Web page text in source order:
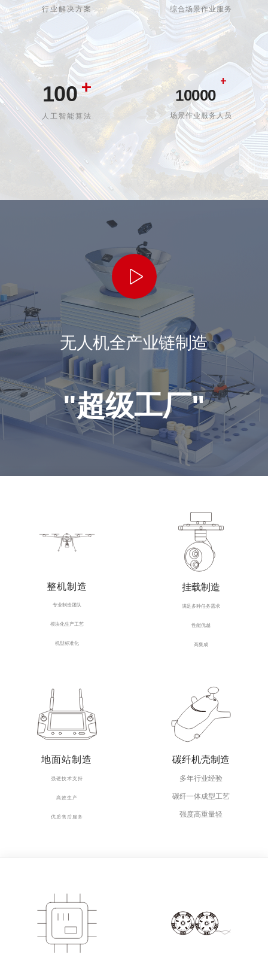
3
4
5
6
7
8
1
2
3
4
6
7
行业解决方案
2
3
4
5
6
7
91
2
3
4
5
6
综合场景作业服务
0
1
2
3
9
0
1
2
3
7
8
9
0
1
2
3
7
8
9
+
人工智能算法
0
1
2
3
4
8
9
0
1
2
3
7
8
9
0
1
2
7
8
9
0
1
2
9
0
1
2
8
9
+
场景作业服务人员
无人机全产业链制造
"超级工厂"
整机制造
专业制造团队
模块化生产工艺
机型标准化
挂载制造
满足多种任务需求
性能优越
高集成
地面站制造
强硬技术支持
高效生产
优质售后服务
碳纤机壳制造
多年行业经验
碳纤一体成型工艺
强度高重量轻